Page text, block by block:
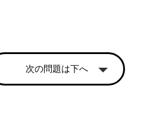
次の問題は下へ